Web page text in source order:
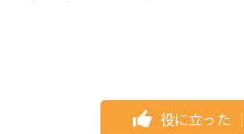
役に立った ｜